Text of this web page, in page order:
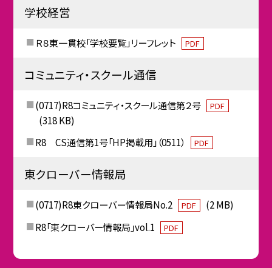
学校経営
Ｒ８東一貫校「学校要覧」リーフレット PDF
コミュニティ・スクール通信
(0717)R8コミュニティ・スクール通信第２号 PDF
(318 KB)
R8 CS通信第1号「HP掲載用」（0511）
PDF
東クローバー情報局
(0717)R8東クローバー情報局No.2 PDF
(2 MB)
R8「東クローバー情報局」vol.1
PDF